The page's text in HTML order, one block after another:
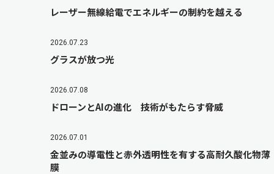
レーザー無線給電でエネルギーの制約を越える
2026.07.23
グラスが放つ光
2026.07.08
ドローンとAIの進化 技術がもたらす脅威
2026.07.01
金並みの導電性と赤外透明性を有する高耐久酸化物薄
膜